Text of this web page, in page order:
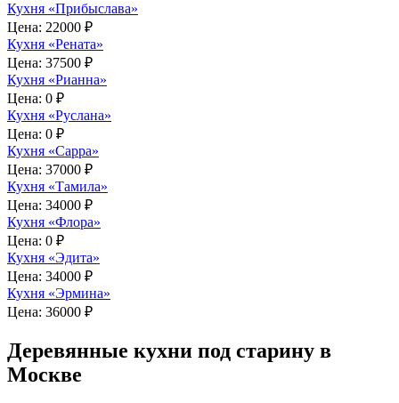
Кухня «Прибыслава»
Цена: 22000 ₽
Кухня «Рената»
Цена: 37500 ₽
Кухня «Рианна»
Цена: 0 ₽
Кухня «Руслана»
Цена: 0 ₽
Кухня «Сарра»
Цена: 37000 ₽
Кухня «Тамила»
Цена: 34000 ₽
Кухня «Флора»
Цена: 0 ₽
Кухня «Эдита»
Цена: 34000 ₽
Кухня «Эрмина»
Цена: 36000 ₽
Деревянные кухни под старину в
Москве